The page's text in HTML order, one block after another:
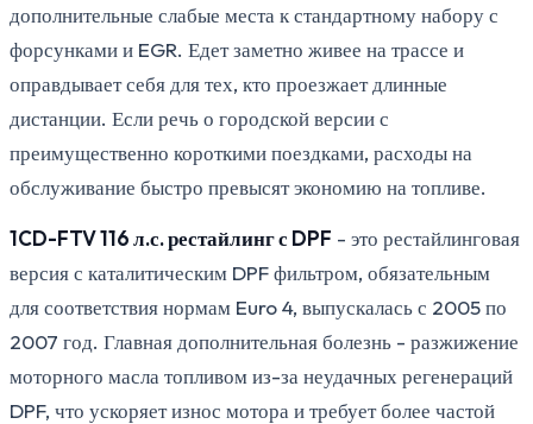
дополнительные слабые места к стандартному набору с
форсунками и EGR. Едет заметно живее на трассе и
оправдывает себя для тех, кто проезжает длинные
дистанции. Если речь о городской версии с
преимущественно короткими поездками, расходы на
обслуживание быстро превысят экономию на топливе.
1CD-FTV 116 л.с. рестайлинг с DPF - это рестайлинговая
версия с каталитическим DPF фильтром, обязательным
для соответствия нормам Euro 4, выпускалась с 2005 по
2007 год. Главная дополнительная болезнь - разжижение
моторного масла топливом из-за неудачных регенераций
DPF, что ускоряет износ мотора и требует более частой